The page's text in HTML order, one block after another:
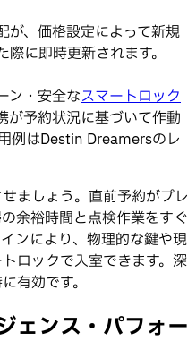
が、価格設定によって新規
に即時更新されます。
ン・安全なスマートロック
が予約状況に基づいて作動
例はDestin Dreamersのレ
ましょう。直前予約がプレ
余裕時間と点検作業をすぐ
ンにより、物理的な鍵や現
ロックで入室できます。深
有効です。
ェンス・パフォー